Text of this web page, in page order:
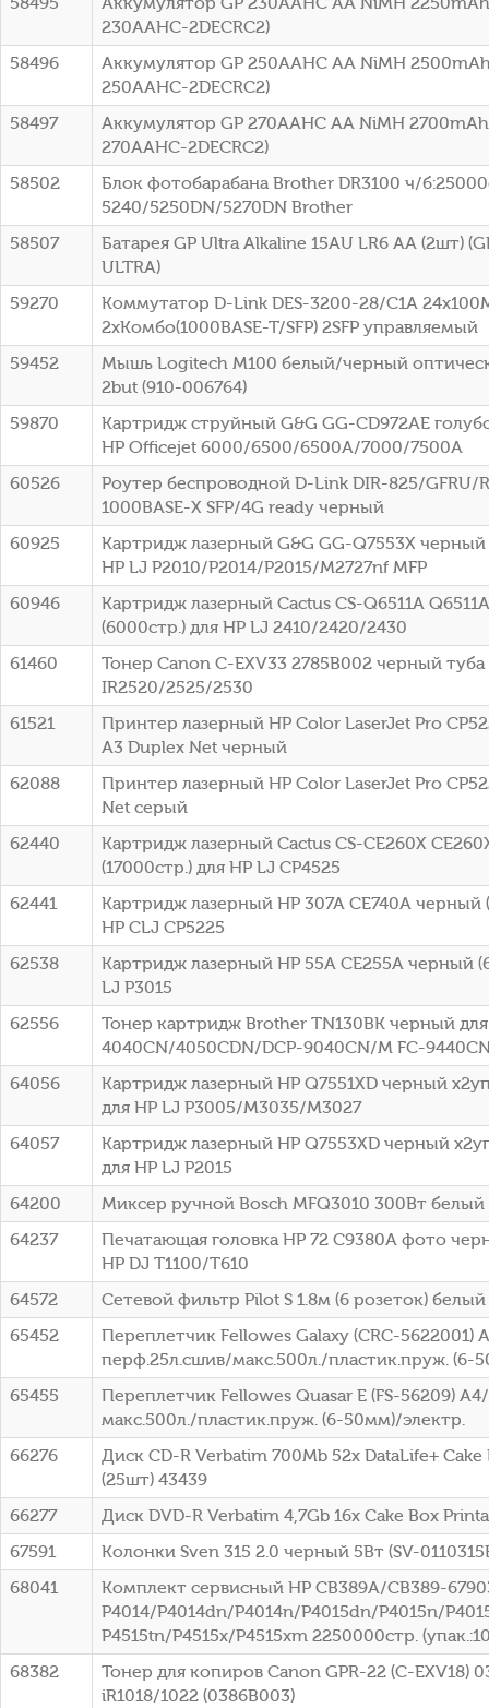
230AAHC-2DECRC2)
58496
Аккумулятор GP 250AAHC AA NiMH
250AAHC-2DECRC2)
58497
Аккумулятор GP 270AAHC AA NiMH
270AAHC-2DECRC2)
58502
Блок фотобарабана Brother DR3100 ч/
5240/5250DN/5270DN Brother
58507
Батарея GP Ultra Alkaline 15AU LR6 AA (2шт)
ULTRA)
59270
Коммутатор D-Link DES-3200-28/C1A
2xКомбо(1000BASE-T/SFP) 2SFP управляемый
59452
Мышь Logitech M100 белый/черный
2but (910-006764)
59870
Картридж струйный G&G GG-CD972AE
HP Officejet 6000/6500/6500A/7000/7500A
60526
Роутер беспроводной D-Link DIR-825/GFRU/
1000BASE-X SFP/4G ready черный
60925
Картридж лазерный G&G GG-Q7553X черный
HP LJ P2010/P2014/P2015/M2727nf MFP
60946
Картридж лазерный Cactus CS-Q6511A
(6000стр.) для HP LJ 2410/2420/2430
61460
Тонер Canon C-EXV33 2785B002 черный
IR2520/2525/2530
61521
Принтер лазерный HP Color LaserJet Pro
A3 Duplex Net черный
62088
Принтер лазерный HP Color LaserJet Pro
Net серый
62440
Картридж лазерный Cactus CS-CE260X
(17000стр.) для HP LJ CP4525
62441
Картридж лазерный HP 307A CE740A черный
HP CLJ CP5225
62538
Картридж лазерный HP 55A CE255A черный
LJ P3015
62556
Тонер картридж Brother TN130BK черный
4040CN/4050CDN/DCP-9040CN/M FC-
64056
Картридж лазерный HP Q7551XD черный
для HP LJ P3005/M3035/M3027
64057
Картридж лазерный HP Q7553XD черный
для HP LJ P2015
64200
Миксер ручной Bosch MFQ3010 300Вт белый
64237
Печатающая головка HP 72 C9380A фото
HP DJ T1100/T610
64572
Сетевой фильтр Pilot S 1.8м (6 розеток)
65452
Переплетчик Fellowes Galaxy (CRC-5622001)
перф.25л.сшив/макс.500л./пластик.пруж. (6-
65455
Переплетчик Fellowes Quasar E (FS-56209)
макс.500л./пластик.пруж. (6-50мм)/электр.
66276
Диск CD-R Verbatim 700Mb 52x DataLife+ Cake
(25шт) 43439
66277
Диск DVD-R Verbatim 4,7Gb 16x Cake Box
67591
Колонки Sven 315 2.0 черный 5Вт (SV-
68041
Комплект сервисный HP CB389A/CB389-
P4014/P4014dn/P4014n/P4015dn/P4015n/
P4515tn/P4515x/P4515xm 2250000стр.
68382
Тонер для копиров Canon GPR-22 (C-EXV18)
iR1018/1022 (0386B003)